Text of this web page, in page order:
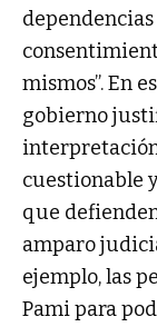
mismos”. En
gobierno
cuestionable
que
amparo
ejemplo, las
Pami para